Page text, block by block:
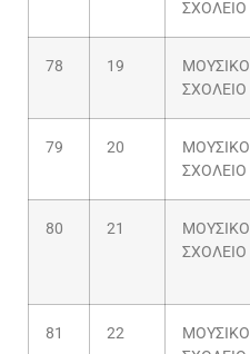
ΣΧΟΛΕΙΟ
78 19
ΜΟΥΣΙΚΟ
ΣΧΟΛΕΙΟ
79 20
ΜΟΥΣΙΚΟ
ΣΧΟΛΕΙΟ
80 21
ΜΟΥΣΙΚΟ
ΣΧΟΛΕΙΟ
81 22
ΜΟΥΣΙΚΟ